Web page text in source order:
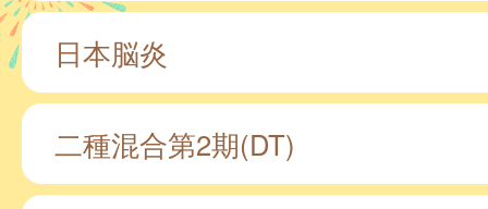
日本脳炎
二種混合第2期(DT)